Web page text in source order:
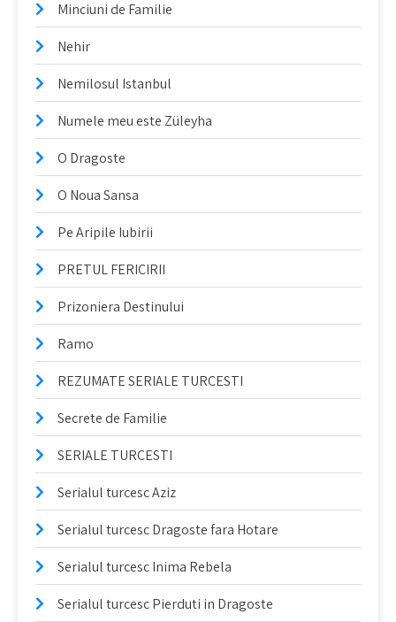
Minciuni de Familie
Nehir
Nemilosul Istanbul
Numele meu este Züleyha
O Dragoste
O Noua Sansa
Pe Aripile Iubirii
PRETUL FERICIRII
Prizoniera Destinului
Ramo
REZUMATE SERIALE TURCESTI
Secrete de Familie
SERIALE TURCESTI
Serialul turcesc Aziz
Serialul turcesc Dragoste fara Hotare
Serialul turcesc Inima Rebela
Serialul turcesc Pierduti in Dragoste